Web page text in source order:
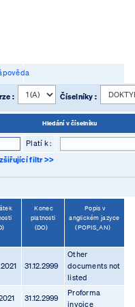
: Číselníky :
Hledání v číselníku
Platí k :
filtr >>
Konec
platnosti
(DO)
Popis v
anglickém jazyce
(POPIS_AN)
31.12.2999
Other
documents not
listed
31.12.2999
Proforma
invoice